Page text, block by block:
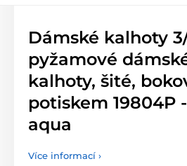
Dámské kalhoty
pyžamové
kalhoty, šité,
potiskem 19804P
aqua
Více informací ›